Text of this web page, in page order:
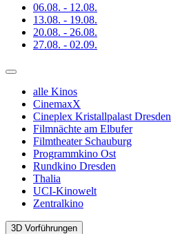
06.08. - 12.08.
13.08. - 19.08.
20.08. - 26.08.
27.08. - 02.09.
alle Kinos
CinemaxX
Cineplex Kristallpalast Dresden
Filmnächte am Elbufer
Filmtheater Schauburg
Programmkino Ost
Rundkino Dresden
Thalia
UCI-Kinowelt
Zentralkino
3D Vorführungen